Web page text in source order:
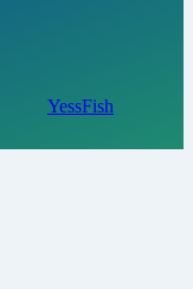
YessFish